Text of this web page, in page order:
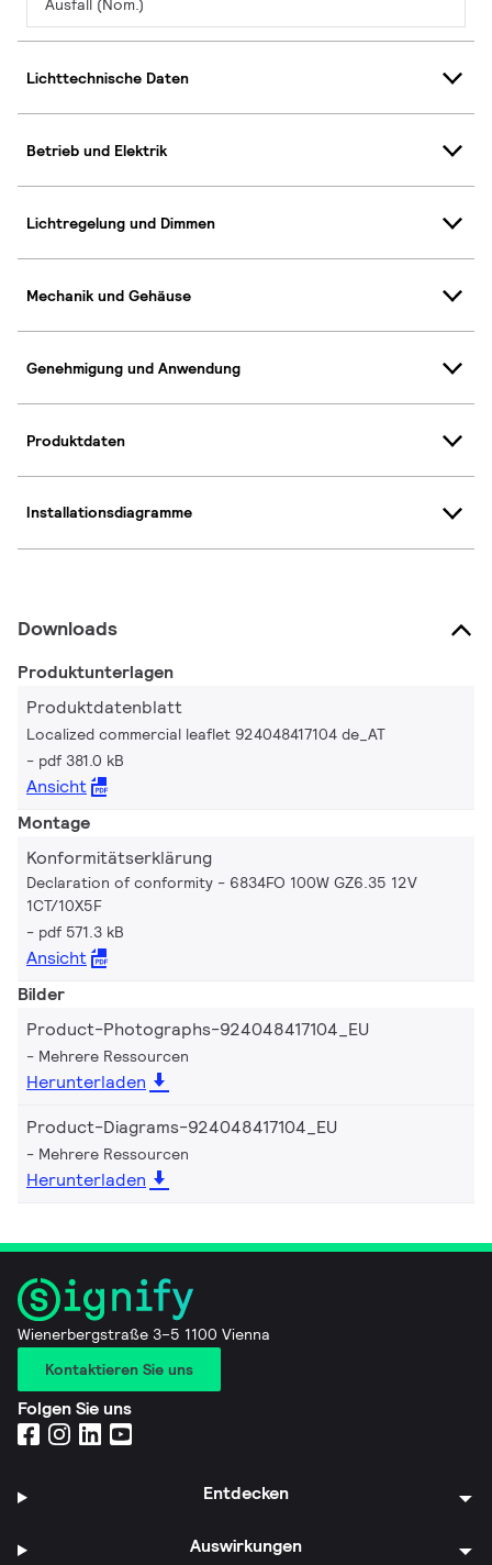
Ausfall (Nom.)
Lichttechnische Daten
Betrieb und Elektrik
Lichtregelung und Dimmen
Mechanik und Gehäuse
Genehmigung und Anwendung
Produktdaten
Installationsdiagramme
Downloads
Produktunterlagen
Produktdatenblatt
Localized commercial leaflet 924048417104 de_AT
pdf 381.0 kB
Ansicht
Montage
Konformitätserklärung
Declaration of conformity - 6834FO 100W GZ6.35 12V
1CT/10X5F
pdf 571.3 kB
Ansicht
Bilder
Product-Photographs-924048417104_EU
Mehrere Ressourcen
Herunterladen
Product-Diagrams-924048417104_EU
Mehrere Ressourcen
Herunterladen
Wienerbergstraße 3–5 1100 Vienna
Kontaktieren Sie uns
Folgen Sie uns
Entdecken
Auswirkungen